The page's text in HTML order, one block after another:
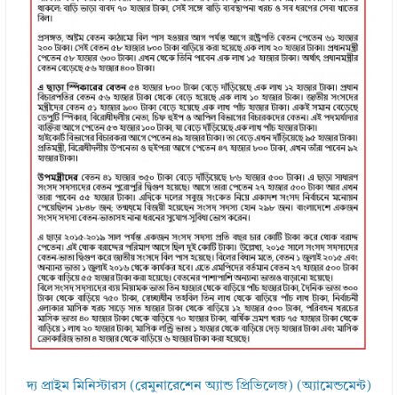
দ্য প্রাইম মিনিস্টারস (রেমুনারেশেন অ্যান্ড প্রিভিলেজ) (অ্যামেন্ডমেন্ট)